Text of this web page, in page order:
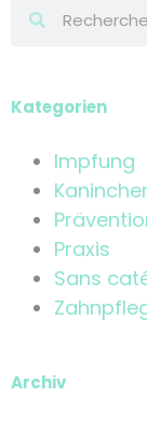
Kategorien
Impfung
Praxis
Sans
Archiv